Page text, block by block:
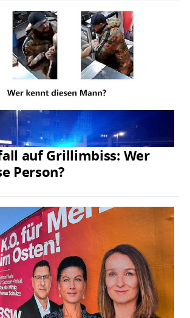
auf Grillimbiss: Wer
Person?